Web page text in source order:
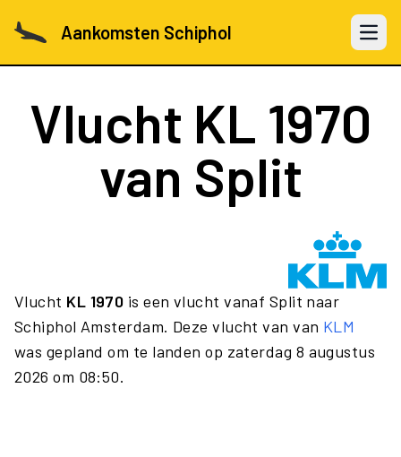
Aankomsten Schiphol Open
Vlucht KL 1970
van Split
Vlucht KL 1970 is een vlucht vanaf Split naar
Schiphol Amsterdam. Deze vlucht van van KLM
was gepland om te landen op zaterdag 8 augustus
2026 om 08:50.